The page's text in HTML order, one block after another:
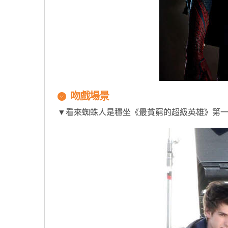
吻戲場景
▼看來蜘蛛人是穩坐《最貧窮的超級英雄》第